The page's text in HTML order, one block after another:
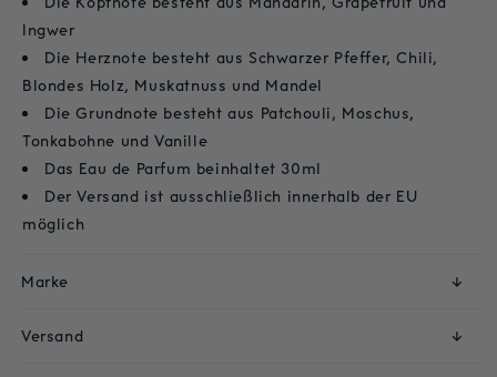
Ingwer
Die Herznote besteht aus Schwarzer Pfeffer, Chili,
Blondes Holz, Muskatnuss und Mandel
Die Grundnote besteht aus Patchouli, Moschus,
Tonkabohne und Vanille
Das Eau de Parfum beinhaltet 30ml
Der Versand ist ausschließlich innerhalb der EU
möglich
Marke ↓
Versand ↓